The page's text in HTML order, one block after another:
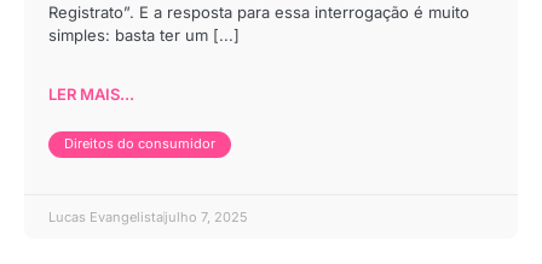
Registrato”. E a resposta para essa interrogação é muito
simples: basta ter um [...]
LER MAIS...
Direitos do consumidor
Lucas Evangelistajulho 7, 2025